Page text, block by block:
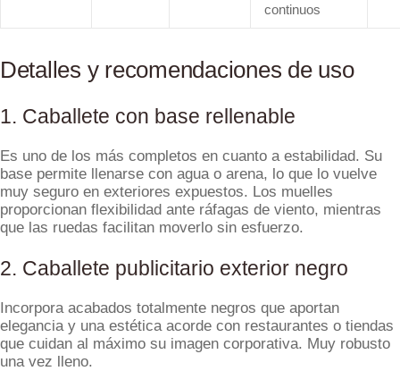
continuos
Detalles y recomendaciones de uso
1. Caballete con base rellenable
Es uno de los más completos en cuanto a estabilidad. Su
base permite llenarse con agua o arena, lo que lo vuelve
muy seguro en exteriores expuestos. Los muelles
proporcionan flexibilidad ante ráfagas de viento, mientras
que las ruedas facilitan moverlo sin esfuerzo.
2. Caballete publicitario exterior negro
Incorpora acabados totalmente negros que aportan
elegancia y una estética acorde con restaurantes o tiendas
que cuidan al máximo su imagen corporativa. Muy robusto
una vez lleno.